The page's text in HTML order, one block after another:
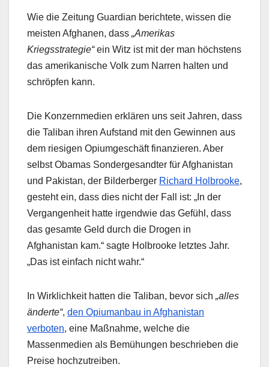
Wie die Zeitung Guardian berichtete, wissen die
meisten Afghanen, dass „Amerikas
Kriegsstrategie“ein Witz ist mit der man höchstens
das amerikanische Volk zum Narren halten und
schröpfen kann.
Die Konzernmedien erklären uns seit Jahren, dass
die Taliban ihren Aufstand mit den Gewinnen aus
dem riesigen Opiumgeschäft finanzieren. Aber
selbst Obamas Sondergesandter für Afghanistan
und Pakistan, der Bilderberger Richard Holbrooke,
gesteht ein, dass dies nicht der Fall ist: „In der
Vergangenheit hatte irgendwie das Gefühl, dass
das gesamte Geld durch die Drogen in
Afghanistan kam.“ sagte Holbrooke letztes Jahr.
„Das ist einfach nicht wahr.“
In Wirklichkeit hatten die Taliban, bevor sich „alles
änderte“, den Opiumanbau in Afghanistan
verboten, eine Maßnahme, welche die
Massenmedien als Bemühungen beschrieben die
Preise hochzutreiben.